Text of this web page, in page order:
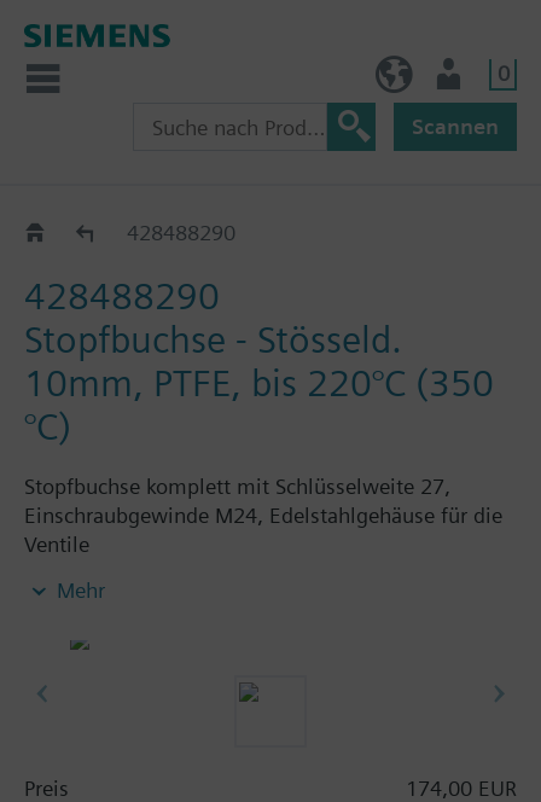
0
Scannen
Katalog428488290
428488290
Stopfbuchse - Stösseld.
10mm, PTFE, bis 220°C (350
°C)
Stopfbuchse komplett mit Schlüsselweite 27,
Einschraubgewinde M24, Edelstahlgehäuse für die
Ventile
- VVF52..A, VVF52..G
- VVF61..09, VXF61..09, DN 15...25
Mehr
Preis
174,00 EUR